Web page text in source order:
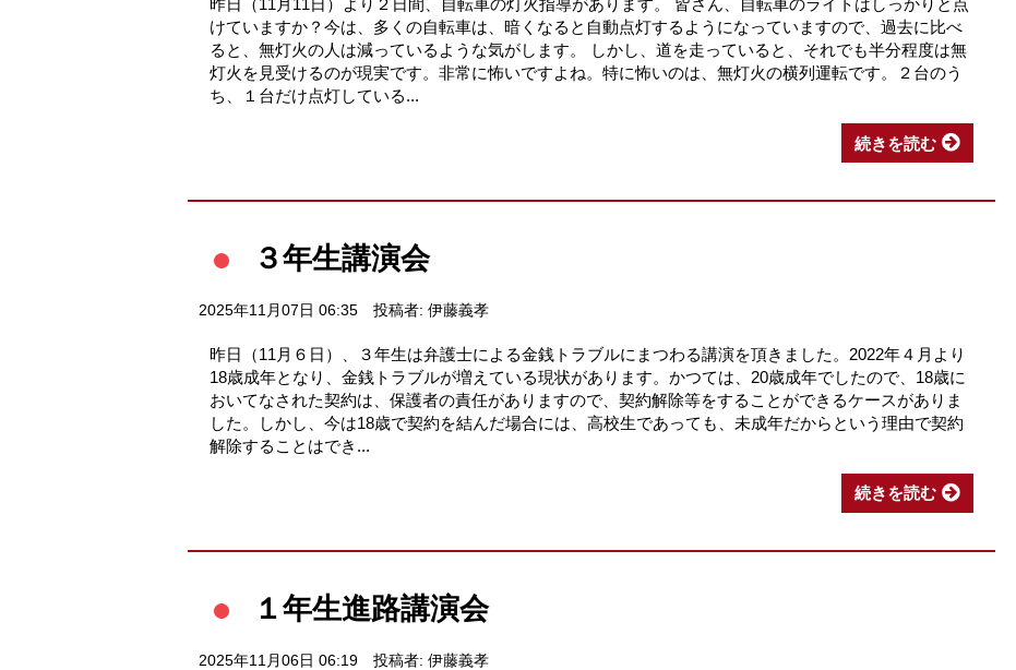
けていますか？今は、多くの自転車は、暗くなると自動点灯するようになっていますので、過去に比べ
ると、無灯火の人は減っているような気がします。 しかし、道を走っていると、それでも半分程度は無
灯火を見受けるのが現実です。非常に怖いですよね。特に怖いのは、無灯火の横列運転です。２台のう
ち、１台だけ点灯している...
続きを読む
３年生講演会
2025年11月07日 06:35 投稿者: 伊藤義孝
昨日（11月６日）、３年生は弁護士による金銭トラブルにまつわる講演を頂きました。2022年４月より
18歳成年となり、金銭トラブルが増えている現状があります。かつては、20歳成年でしたので、18歳に
おいてなされた契約は、保護者の責任がありますので、契約解除等をすることができるケースがありま
した。しかし、今は18歳で契約を結んだ場合には、高校生であっても、未成年だからという理由で契約
解除することはでき...
続きを読む
１年生進路講演会
2025年11月06日 06:19 投稿者: 伊藤義孝